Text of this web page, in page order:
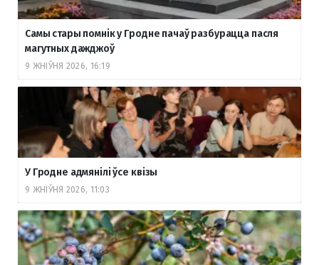
Самы стары помнік у Гродне пачаў разбурацца пасля
магутных дажджоў
9 ЖНІЎНЯ 2026, 16:19
У Гродне адмянілі ўсе квізы
9 ЖНІЎНЯ 2026, 11:03